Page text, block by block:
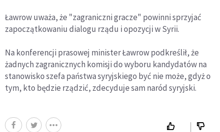
Ławrow uważa, że "zagraniczni gracze" powinni sprzyjać
zapoczątkowaniu dialogu rządu i opozycji w Syrii.
Na konferencji prasowej minister Ławrow podkreślił, że
żadnych zagranicznych komisji do wyboru kandydatów na
stanowisko szefa państwa syryjskiego być nie może, gdyż o
tym, kto będzie rządzić, zdecyduje sam naród syryjski.